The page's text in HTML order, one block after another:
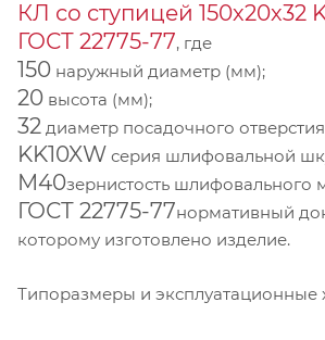
КЛ со ступицей 150х20х32
ГОСТ 22775-77, где
150 наружный диаметр (мм);
20 высота (мм);
32 диаметр посадочного
KK10XW серия шлифовальной
М40зернистость шлифовального
ГОСТ 22775-77нормативный
которому изготовлено изделие.
Типоразмеры и эксплуатационные